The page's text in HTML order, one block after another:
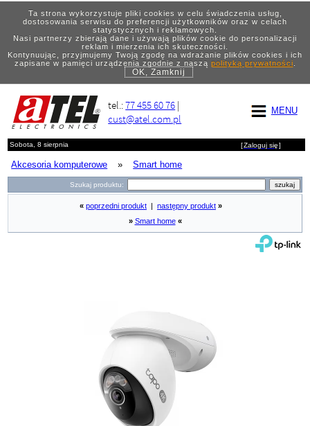
Ta strona wykorzystuje pliki cookies w celu świadczenia usług,
dostosowania serwisu do preferencji użytkowników oraz w celach
statystycznych i reklamowych.
Nasi partnerzy zbierają dane i używają plików cookie do personalizacji
reklam i mierzenia ich skuteczności.
Kontynuując, przyjmujemy Twoją zgodę na wdrażanie plików cookies i ich
zapisane w pamięci urządzenia zgodnie z naszą polityką prywatności.
OK, Zamknij
MENU
tel.:77 455 60 76 |
cust@atel.com.pl
Sobota, 8 sierpnia [Zaloguj się]
Akcesoria komputerowe » Smart home
Szukaj produktu:
« poprzedni produkt następny produkt »
» Smart home «